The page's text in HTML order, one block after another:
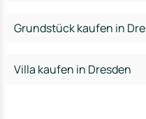
Grundstück kaufen in
Villa kaufen in Dresden